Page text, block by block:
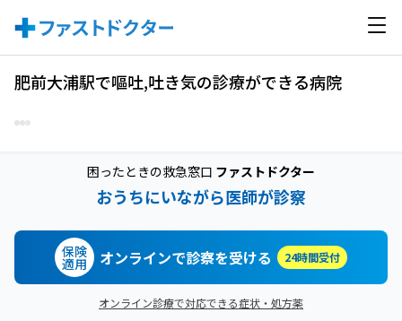
肥前大浦駅で嘔吐,吐き気の診療ができる病院
困ったときの救急窓口 ファストドクター
おうちにいながら医師が診察
保険
適用 オンラインで診察を受ける 24時間受付
オンライン診療で対応できる症状・処方薬